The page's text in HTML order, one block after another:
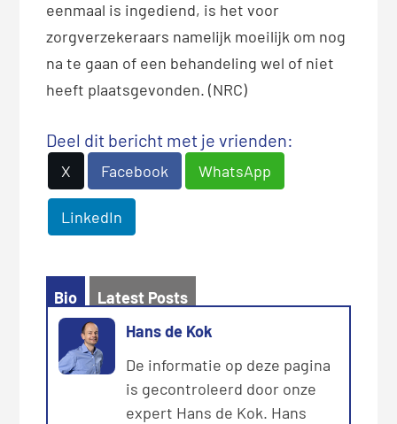
eenmaal is ingediend, is het voor
zorgverzekeraars namelijk moeilijk om nog
na te gaan of een behandeling wel of niet
heeft plaatsgevonden. (NRC)
Deel dit bericht met je vrienden:
X Facebook WhatsApp
LinkedIn
Bio
Latest Posts
Hans de Kok
De informatie op deze pagina
is gecontroleerd door onze
expert Hans de Kok. Hans